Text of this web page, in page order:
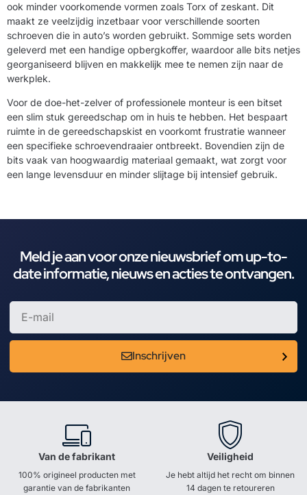
ook minder voorkomende vormen zoals Torx of zeskant. Dit
maakt ze veelzijdig inzetbaar voor verschillende soorten
schroeven die in auto’s worden gebruikt. Sommige sets worden
geleverd met een handige opbergkoffer, waardoor alle bits netjes
georganiseerd blijven en makkelijk mee te nemen zijn naar de
werkplek.
Voor de doe-het-zelver of professionele monteur is een bitset
een slim stuk gereedschap om in huis te hebben. Het bespaart
ruimte in de gereedschapskist en voorkomt frustratie wanneer
een specifieke schroevendraaier ontbreekt. Bovendien zijn de
bits vaak van hoogwaardig materiaal gemaakt, wat zorgt voor
een lange levensduur en minder slijtage bij intensief gebruik.
Meld je aan voor onze nieuwsbrief om up-to-
date informatie, nieuws en acties te ontvangen.
Inschrijven
Van de fabrikant
100% origineel producten met
garantie van de fabrikanten
Veiligheid
Je hebt altijd het recht om binnen
14 dagen te retoureren